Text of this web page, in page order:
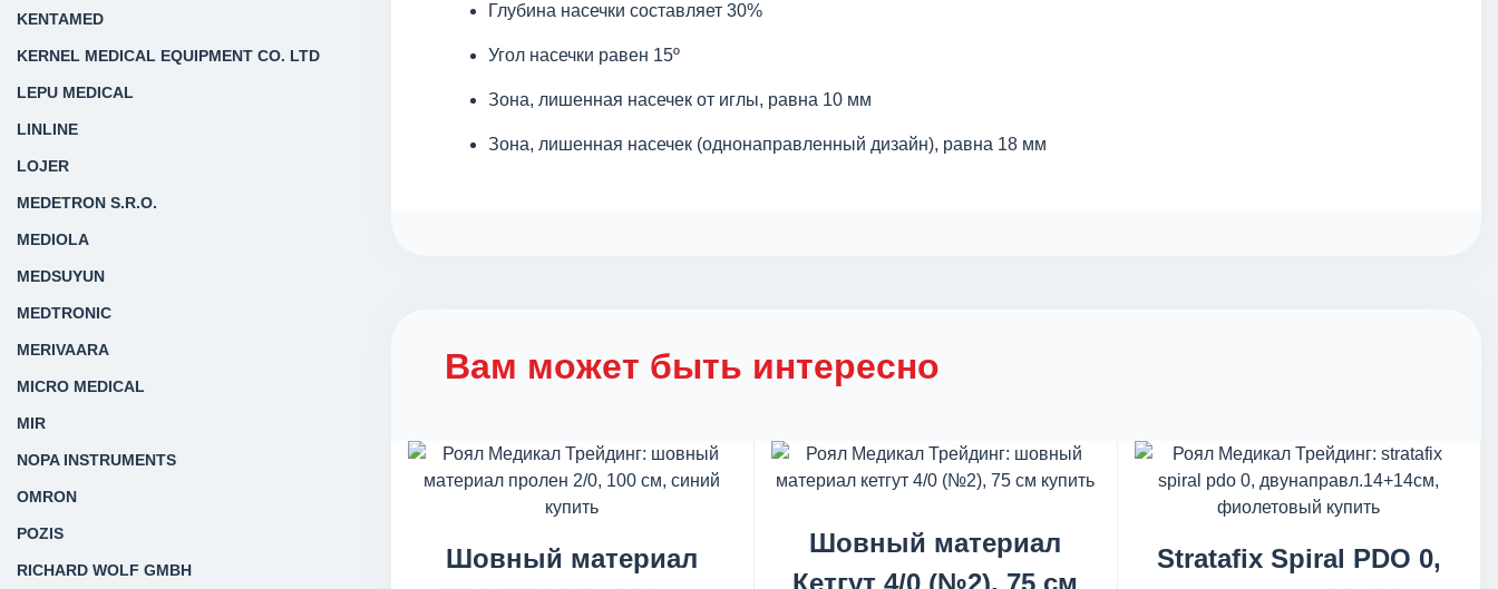
KENTAMED
KERNEL MEDICAL EQUIPMENT CO. LTD
LEPU MEDICAL
LINLINE
LOJER
MEDETRON S.R.O.
MEDIOLA
MEDSUYUN
MEDTRONIC
MERIVAARA
MICRO MEDICAL
MIR
NOPA INSTRUMENTS
OMRON
POZIS
RICHARD WOLF GMBH
Глубина насечки составляет 30%
Угол насечки равен 15º
Зона, лишенная насечек от иглы, равна 10 мм
Зона, лишенная насечек (однонаправленный дизайн), равна 18 мм
Вам может быть интересно
Шовный материал
Шовный материал
Кетгут 4/0 (№2), 75 см
Stratafix Spiral PDO 0,